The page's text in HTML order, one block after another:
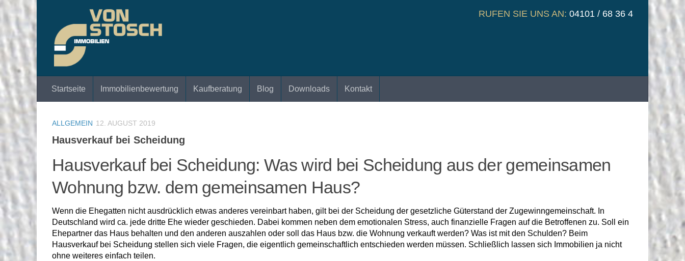
Zum Inhalt springen RUFEN SIE UNS AN: 04101 / 68 36 4
Startseite Immobilienbewertung Kaufberatung Blog Downloads Kontakt
ALLGEMEIN 12. AUGUST 2019
Hausverkauf bei Scheidung
Hausverkauf bei Scheidung: Was wird bei Scheidung aus der gemeinsamen
Wohnung bzw. dem gemeinsamen Haus?
Wenn die Ehegatten nicht ausdrücklich etwas anderes vereinbart haben, gilt bei der Scheidung der gesetzliche Güterstand der Zugewinngemeinschaft. In
Deutschland wird ca. jede dritte Ehe wieder geschieden. Dabei kommen neben dem emotionalen Stress, auch finanzielle Fragen auf die Betroffenen zu. Soll ein
Ehepartner das Haus behalten und den anderen auszahlen oder soll das Haus bzw. die Wohnung verkauft werden? Was ist mit den Schulden? Beim
Hausverkauf bei Scheidung stellen sich viele Fragen, die eigentlich gemeinschaftlich entschieden werden müssen. Schließlich lassen sich Immobilien ja nicht
ohne weiteres einfach teilen.